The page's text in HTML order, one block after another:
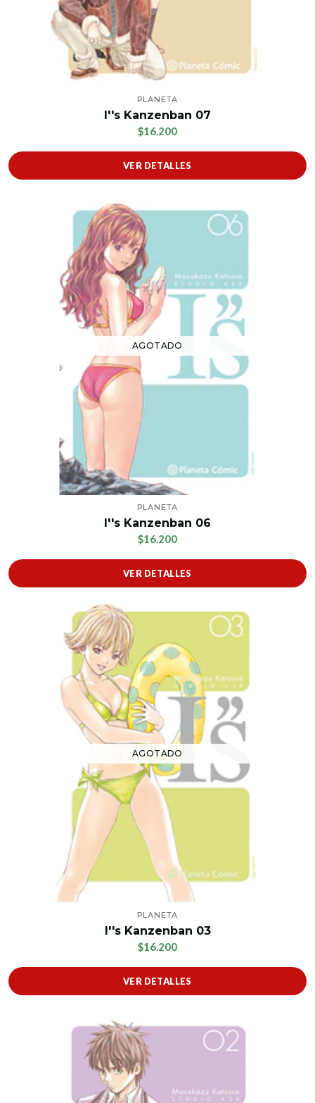
PLANETA
I''s Kanzenban 07
$16.200
VER DETALLES
AGOTADO
PLANETA
I''s Kanzenban 06
$16.200
VER DETALLES
AGOTADO
PLANETA
I''s Kanzenban 03
$16.200
VER DETALLES